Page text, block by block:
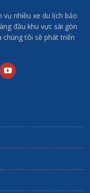
nhiều xe du lịch bảo
đầu khu vực sài gòn
chúng tôi sẽ phát triển